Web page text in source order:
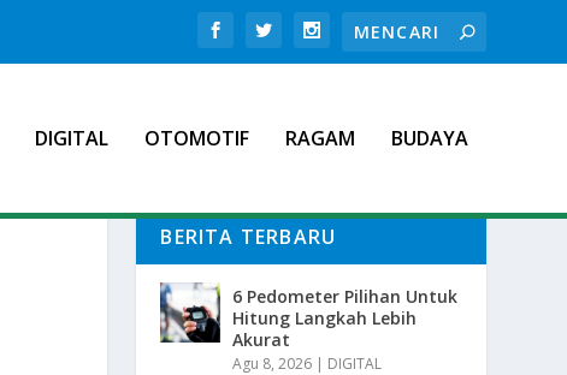
DIGITAL OTOMOTIF RAGAM BUDAYA
BERITA TERBARU
6 Pedometer Pilihan Untuk
Hitung Langkah Lebih
Akurat
Agu 8, 2026 | DIGITAL